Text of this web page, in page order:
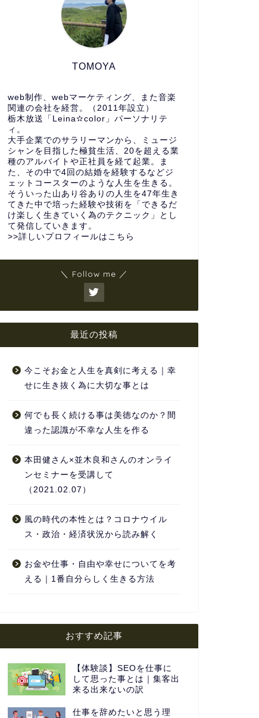
TOMOYA
web制作、webマーケティング、また音楽
関連の会社を経営。（2011年設立）
栃木放送「Leina✫color」パーソナリテ
ィ。
大手企業でのサラリーマンから、ミュージ
シャンを目指した極貧生活、20を超える業
種のアルバイトや正社員を経て起業。ま
た、その中で4回の結婚を経験するなどジ
ェットコースターのような人生を生きる。
そういった山あり谷ありの人生を47年生き
てきた中で培った経験や技術を「できるだ
け楽しく生きていく為のテクニック」とし
て発信していきます。
>>詳しいプロフィールはこちら
＼ Follow me ／
最近の投稿
今こそお金と人生を真剣に考える｜幸
せに生き抜く為に大切な事とは
何でも長く続ける事は美徳なのか？間
違った認識が不幸な人生を作る
本田健さん×並木良和さんのオンライ
ンセミナーを受講して
（2021.02.07）
風の時代の本性とは？コロナウイル
ス・政治・経済状況から読み解く
お金や仕事・自由や幸せについてを考
える｜1番自分らしく生きる方法
おすすめ記事
【体験談】SEOを仕事に
して思った事とは｜集客出
来る出来ないの訳
仕事を辞めたいと思う理